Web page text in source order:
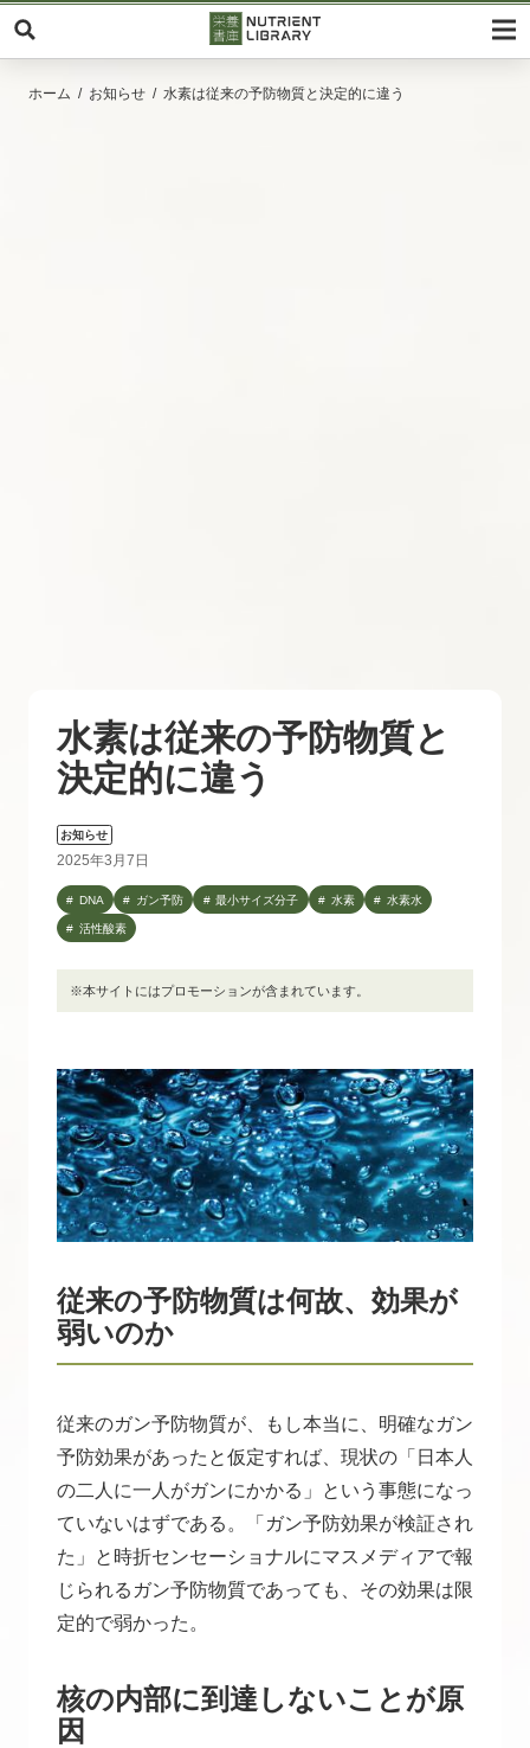
ホーム お知らせ 水素は従来の予防物質と決定的に違う
水素は従来の予防物質と
決定的に違う
お知らせ
2025年3月7日
DNA ガン予防 最小サイズ分子 水素 水素水
活性酸素
※本サイトにはプロモーションが含まれています。
従来の予防物質は何故、効果が
弱いのか
従来のガン予防物質が、もし本当に、明確なガン
予防効果があったと仮定すれば、現状の「日本人
の二人に一人がガンにかかる」という事態になっ
ていないはずである。「ガン予防効果が検証され
た」と時折センセーショナルにマスメディアで報
じられるガン予防物質であっても、その効果は限
定的で弱かった。
核の内部に到達しないことが原
因